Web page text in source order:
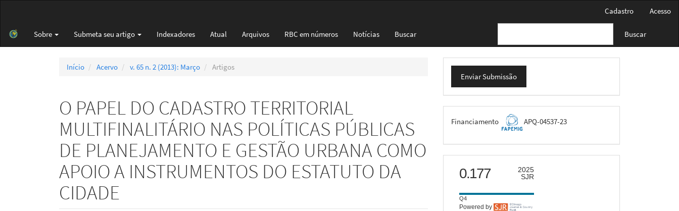
principal
Barra
Cadastro Acesso
Sobre Submeta seu artigo Indexadores Atual Arquivos RBC em números Notícias Buscar Buscar
Início Acervo v. 65 n. 2 (2013): Março Artigos
O PAPEL DO CADASTRO TERRITORIAL
MULTIFINALITÁRIO NAS POLÍTICAS PÚBLICAS
DE PLANEJAMENTO E GESTÃO URBANA COMO
APOIO A INSTRUMENTOS DO ESTATUTO DA
CIDADE
Enviar
Submissão
Enviar Submissão
FAPEMIG
Financiamento APQ-04537-23
scimago
0.177
2025
SJR
Q4
Powered by